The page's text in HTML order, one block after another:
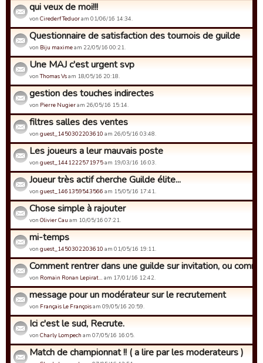
qui veux de moi!!!
von Cirederf Teduoram 01/06/16 14:34.
Questionnaire de satisfaction des tournois de guilde
von Biju maximeam 22/05/16 00:21.
Une MAJ c'est urgent svp
vonThomas Vsam 18/05/16 20:18.
gestion des touches indirectes
von Pierre Nugieram 26/05/16 15:14.
filtres salles des ventes
von guest_1450302203610 am 26/05/16 03:48.
Les joueurs a leur mauvais poste
von guest_1441222571975am 19/03/16 16:03.
Joueur très actif cherche Guilde élite...
von guest_1461359543566 am 15/05/16 17:41.
Chose simple à rajouter
von Olivier Cau am 10/05/16 07:21.
mi-temps
von guest_1450302203610 am 01/05/16 19:11.
Comment rentrer dans une guilde sur invitation, ou
von Romain Ronan Lepirat… am 17/01/16 12:42.
message pour un modérateur sur le recrutement
von Français Le Françoisam 09/05/16 20:59.
Ici c'est le sud, Recrute.
von Charly Lompech am 07/05/16 16:05.
Match de championnat !! ( a lire par les moderateurs )